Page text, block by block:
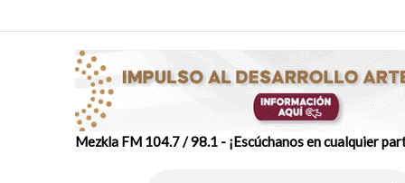
Mezkla FM 104.7 / 98.1 - ¡Escúchanos en cualquier